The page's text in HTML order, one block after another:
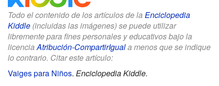
Todo el contenido de los artículos de la Enciclopedia
Kiddle (incluidas las imágenes) se puede utilizar
libremente para fines personales y educativos bajo la
licenciaAtribución-CompartirIguala menos que se indique
lo contrario. Citar este artículo:
Vaiges para Niños. Enciclopedia Kiddle.